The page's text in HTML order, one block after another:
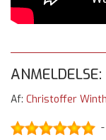
ANMELDELSE:
Af: Christoffer
-